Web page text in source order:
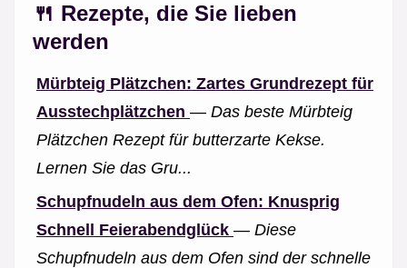
🍴 Rezepte, die Sie lieben
werden
Mürbteig Plätzchen: Zartes Grundrezept für
Ausstechplätzchen — Das beste Mürbteig
Plätzchen Rezept für butterzarte Kekse.
Lernen Sie das Gru...
Schupfnudeln aus dem Ofen: Knusprig
Schnell Feierabendglück — Diese
Schupfnudeln aus dem Ofen sind der schnelle